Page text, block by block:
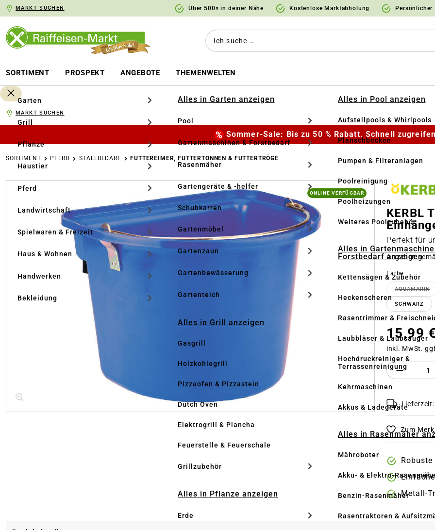
Zur Hauptnavigation springen
MARKT SUCHEN Über 500× in deiner Nähe Kostenlose Marktabholung Persönlicher
SORTIMENT PROSPEKT ANGEBOTE THEMENWELTEN
Garten
Grill
Pflanze
Haustier
Pferd
Landwirtschaft
Spielwaren & Freizeit
Haus & Wohnen
Handwerken
Bekleidung
Alles in Garten anzeigen
Pool
Gartenmaschinen & Forstbedarf
Rasenmäher
Gartengeräte & -helfer
Schubkarren
Gartenmöbel
Gartenzaun
Gartenbewässerung
Gartenteich
Alles in Grill anzeigen
Gasgrill
Holzkohlegrill
Pizzaofen & Pizzastein
Dutch Oven
Elektrogrill & Plancha
Feuerstelle & Feuerschale
Grillzubehör
Alles in Pflanze anzeigen
Erde
Alles in Pool anzeigen
Aufstellpools & Whirlpools
Planschbecken
Pumpen & Filteranlagen
Poolreinigung
Poolheizungen
Weiteres Poolzubehör
Alles in
Forstbedarf anzeigen
Kettensägen & Zubehör
Heckenscheren
Rasentrimmer &
Laubbläser & Laubsauger
Hochdruckreiniger &
Terrassenreinigung
Kehrmaschinen
Akkus & Ladegeräte
Alles in Rasenmäher
Mähroboter
Akku- & Elektro-
Benzin-Rasenmäher
Rasentraktoren &
MARKT SUCHEN
Sommer-Sale: Bis zu 50 % Rabatt. Schnell
SORTIMENT PFERD STALLBEDARF FUTTEREIMER, FUTTERTONNEN & FUTTERTRÖGE
Bildergalerie überspringen
ONLINE VERFÜGBAR
KERBL
Perfekt für
Angaben
Farbe auswählen
AQUAMARIN
(DIESE
SCHWARZ
15,99 €
inkl. MwSt.
Produkt
Lieferzeit:
Zum
Metall-